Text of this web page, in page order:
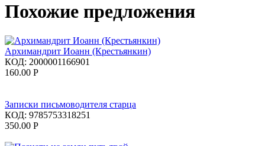
Похожие предложения
Архимандрит Иоанн (Крестьянкин)
КОД: 2000001166901
160.00 Р
Записки письмоводителя старца
КОД: 9785753318251
350.00 Р